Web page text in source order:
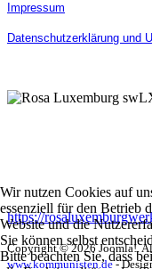
Impressum
Datenschutzerklärung und
https://
Copyright © 2026 Joomla!.
www.kommunisten.de-
Wir nutzen Cookies auf
essenziell für den Betrieb
Website und die
Sie können selbst
Bitte beachten Sie, dass